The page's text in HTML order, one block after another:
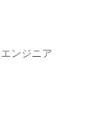
ンジニア